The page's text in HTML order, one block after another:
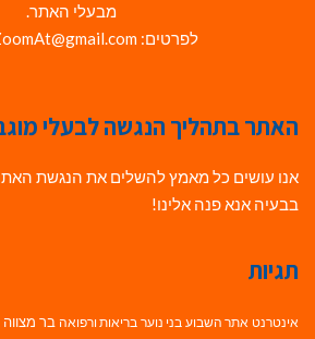
מבעלי האתר.
לפרטים: Avihai.ZoomAt@gmail.com
האתר בתהליך הנגשה לבעלי
אנו עושים כל מאמץ להשלים את הנגשת
בבעיה אנא פנה אלינו!
תגיות
אינטרנט אתר השבוע בני נוער בריאות ורפואה בר מצווה